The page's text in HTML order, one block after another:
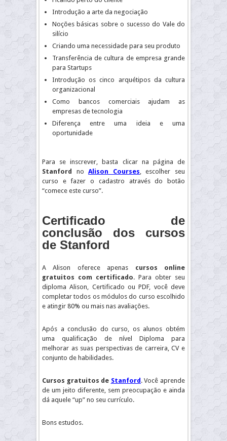
Introdução a arte da negociação
Noções básicas sobre o sucesso do Vale do
silício
Criando uma necessidade para seu produto
Transferência de cultura de empresa grande
para Startups
Introdução os cinco arquétipos da cultura
organizacional
Como bancos comerciais ajudam as
empresas de tecnologia
Diferença entre uma ideia e uma
oportunidade
Para se inscrever, basta clicar na página de
Stanford
noAlison Courses, escolher seu
curso e fazer o cadastro através do botão
“comece este curso”.
Certificado de
conclusão dos cursos
de Stanford
A Alison oferece apenas cursos online
gratuitos com certificado. Para obter seu
diploma Alison, Certificado ou PDF, você deve
completar todos os módulos do curso escolhido
e atingir 80% ou mais nas avaliações.
Após a conclusão do curso, os alunos obtém
uma qualificação de nível Diploma para
melhorar as suas perspectivas de carreira, CV e
conjunto de habilidades.
Cursos gratuitos de Stanford . Você aprende
de um jeito diferente, sem preocupação e ainda
dá aquele “up” no seu currículo.
Bons estudos.